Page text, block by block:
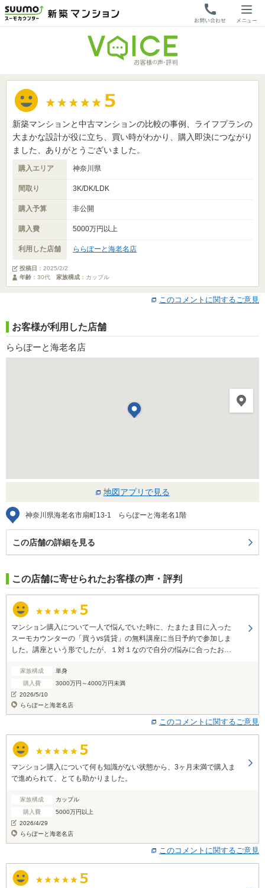
新築マンションと中古マンションの比較の事例、ライフプランの
大まかな設計が役に立ち、買い時がわかり、購入即決につながり
ました、ありがとうございました。
購入エリア 神奈川県
間取り 3K/DK/LDK
購入予算 非公開
購入費 5000万円以上
利用した店舗 ららぽーと海老名店
投稿日 ： 2025/2/2
年齢 ：30代 家族構成 ：カップル
このコメントに関するご意見
お客様が利用した店舗
ららぽーと海老名店
地図アプリで見る
神奈川県海老名市扇町13-1 ららぽーと海老名1階
この店舗の詳細を見る
この店舗に寄せられたお客様の声・評判
マンション購入について一人で悩んでいた時に、たまたま目に入った
スーモカウンターの「買うvs賃貸」の無料講座に当日予約で参加しま
した。講座という形でしたが、１対１なので自分の悩みに合ったお話
消されました。 また自分に合った新築マンションを紹介していただけ
るだけでなく、見学予約や、見学後の相談にも乗っていただけたこと
でマンション探しの負担も軽減されました。 無料でここまでしていた
だけたのは驚きです。 まさか自分が新築マンションを買えるとは思っ
ていなかったので、担当の方には本当に感謝しています。 私のように
一人でマンション購入を悩んでいる人にぜひ利用してもらいたいサー
ビスだと思いました。
家族構成
単身
購入費
3000万円～4000万円未満
2026/5/10
ららぽーと海老名店
このコメントに関するご意見
マンション購入について何も知識がない状態から、3ヶ月未満で購入ま
で進められて、とても助かりました。
家族構成
カップル
購入費
5000万円以上
2026/4/29
ららぽーと海老名店
このコメントに関するご意見